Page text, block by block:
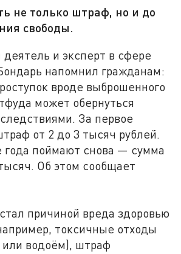
не только штраф, но и до
свободы.
и эксперт в сфере
напомнил гражданам:
вроде выброшенного
может обернуться
За первое
от 2 до 3 тысяч рублей.
года поймают снова — сумма
Об этом сообщает
причиной вреда здоровью
токсичные отходы
или водоём), штраф